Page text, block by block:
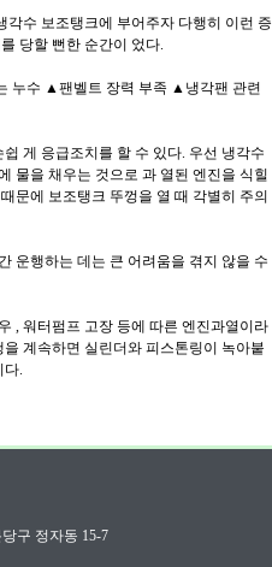
수 보조탱크에 부어주자 다행히 이런 증
당할 뻔한 순간이 었다.
누수 ▲팬벨트 장력 부족 ▲냉각팬 관련
게 응급조치를 할 수 있다. 우선 냉각수
물을 채우는 것으로 과 열된 엔진을 식힐
문에 보조탱크 뚜껑을 열 때 각별히 주의
운행하는 데는 큰 어려움을 겪지 않을 수
, 워터펌프 고장 등에 따른 엔진과열이라
계속하면 실린더와 피스톤링이 녹아붙
다.
당구 정자동 15-7